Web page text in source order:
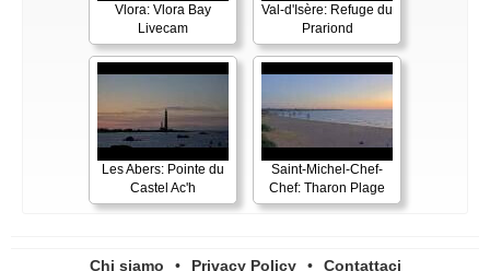
Vlora: Vlora Bay
Livecam
Val-d'Isère: Refuge du
Prariond
Les Abers: Pointe du
Castel Ac'h
Saint-Michel-Chef-
Chef: Tharon Plage
Chi siamo • Privacy Policy • Contattaci